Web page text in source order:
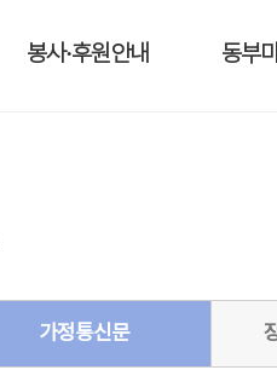
봉사·후원안내 동부
가정통신문